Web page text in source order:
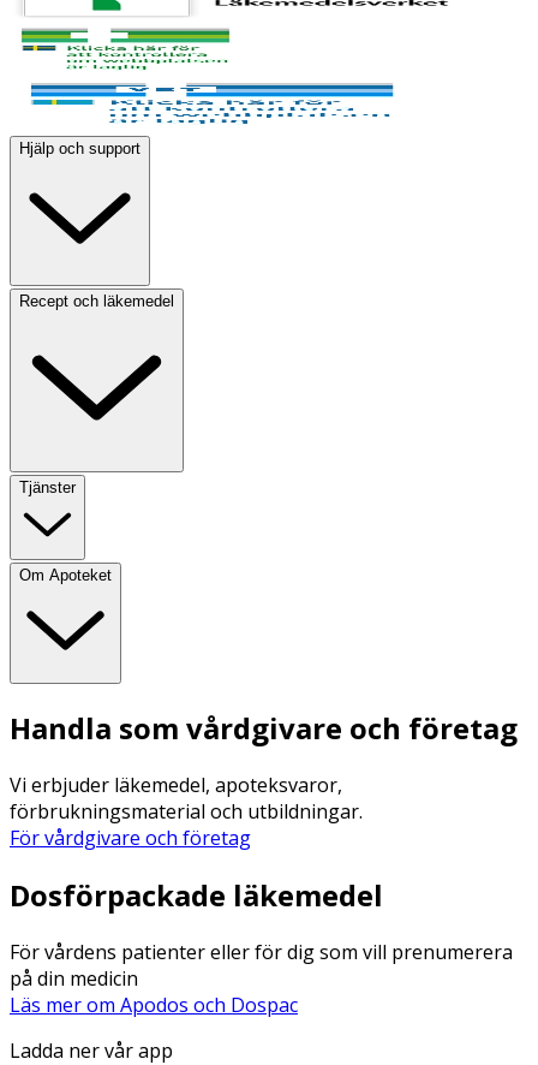
Hjälp och support
Recept och läkemedel
Tjänster
Om Apoteket
Handla som vårdgivare och företag
Vi erbjuder läkemedel, apoteksvaror,
förbrukningsmaterial och utbildningar.
För vårdgivare och företag
Dosförpackade läkemedel
För vårdens patienter eller för dig som vill prenumerera
på din medicin
Läs mer om Apodos och Dospac
Ladda ner vår app